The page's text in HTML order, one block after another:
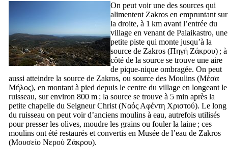
On peut voir une des sources qui
alimentent Zakros en empruntant sur
la droite, à 1 km avant l’entrée du
village en venant de Palaikastro, une
petite piste qui monte jusqu’à la
source de Zakros (Πηγή Ζάκρου) ; à
côté de la source se trouve une aire
de pique-nique ombragée. On peut
aussi atteindre la source de Zakros, ou source des Moulins (Μέσα
Μήλος), en montant à pied depuis le centre du village en longeant le
ruisseau, sur environ 800 m ; la source se trouve à 5 min après la
petite chapelle du Seigneur Christ (Ναός Αφέντη Χριστού). Le long
du ruisseau on peut voir d’anciens moulins à eau, autrefois utilisés
pour presser les olives, moudre les grains ou fouler la laine ; ces
moulins ont été restaurés et convertis en Musée de l’eau de Zakros
(Μουσείο Νερού Ζάκρου).